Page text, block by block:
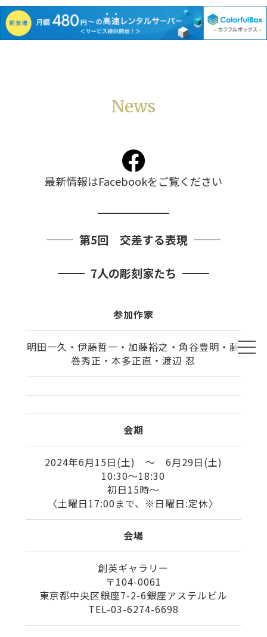
News
最新情報はFacebookをご覧ください
第5回 交差する表現
7人の彫刻家たち
参加作家
明田一久・伊藤哲一・加藤裕之・角谷豊明・藤
巻秀正・本多正直・渡辺 忍
会期
2024年6月15日(土) ～ 6月29日(土)
10:30〜18:30
初日15時〜
〈土曜日17:00まで、※日曜日:定休〉
会場
創英ギャラリー
〒104-0061
東京都中央区銀座7-2-6銀座アステルビル
TEL-03-6274-6698